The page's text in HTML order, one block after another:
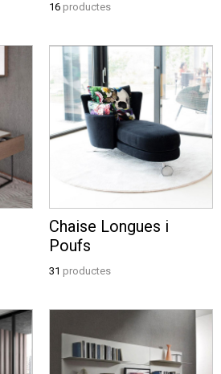
16 productes
Chaise Longues i
Poufs
31 productes